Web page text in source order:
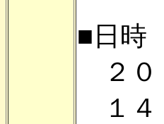
■日時
２０
１４